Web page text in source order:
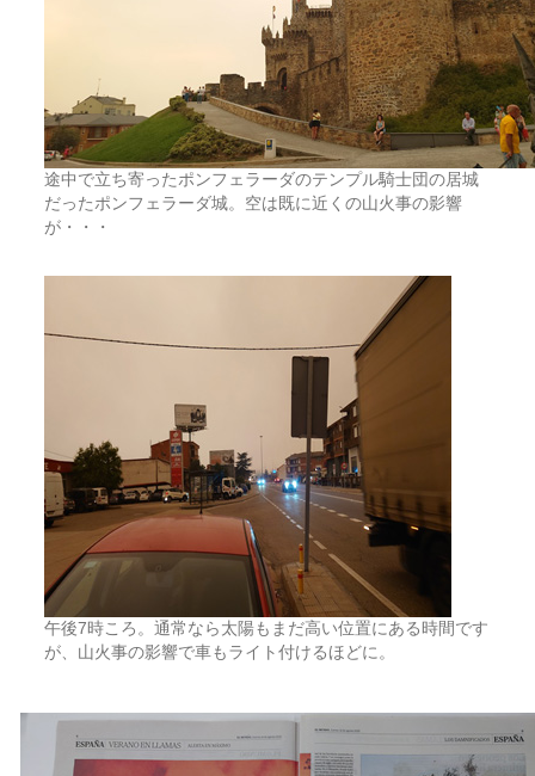
途中で立ち寄ったポンフェラーダのテンプル騎士団の居城
だったポンフェラーダ城。空は既に近くの山火事の影響
が・・・
午後7時ころ。通常なら太陽もまだ高い位置にある時間です
が、山火事の影響で車もライト付けるほどに。